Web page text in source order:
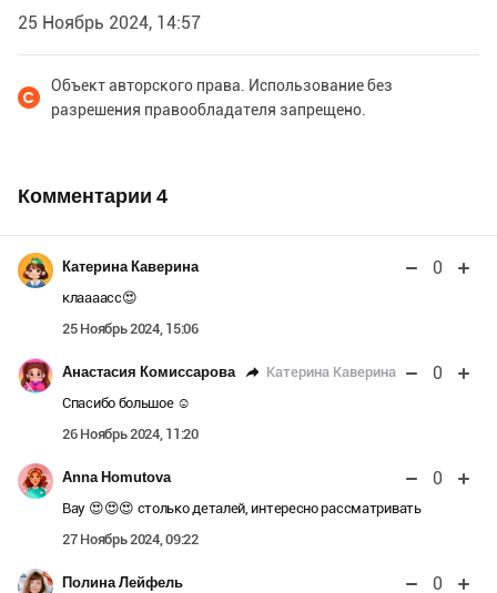
25 Ноябрь 2024, 14:57
Объект авторского права. Использование без
разрешения правообладателя запрещено.
Комментарии 4
Катерина Каверина 0
клаааасс😍
25 Ноябрь 2024, 15:06
Анастасия Комиссарова Катерина Каверина 0
Спасибо большое ☺️
26 Ноябрь 2024, 11:20
Anna Homutova 0
Вау 😍😍😍 столько деталей, интересно рассматривать
27 Ноябрь 2024, 09:22
Полина Лейфель 0